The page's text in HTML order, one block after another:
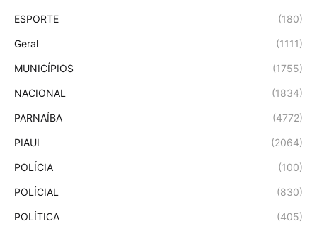
ESPORTE (180)
Geral (1111)
MUNICÍPIOS (1755)
NACIONAL (1834)
PARNAÍBA (4772)
PIAUI (2064)
POLÍCIA (100)
POLÍCIAL (830)
POLÍTICA (405)